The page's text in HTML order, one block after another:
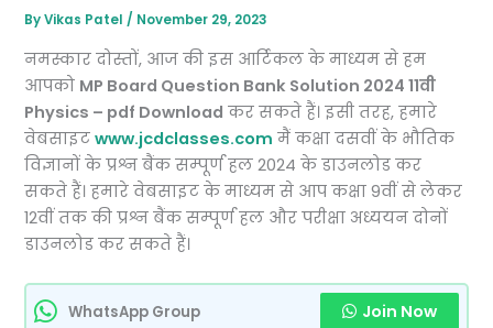
ByVikas Patel/ November 29, 2023
नमस्कार दोस्तों, आज की इस आर्टिकल के माध्यम से हम
आपको MP Board Question Bank Solution 2024 11वी
Physics – pdf Download कर सकते हैं। इसी तरह, हमारे
वेबसाइटwww.jcdclasses.com मैं कक्षा दसवीं के भौतिक
विज्ञानों के प्रश्न बैंक सम्पूर्ण हल 2024 के डाउनलोड कर
सकते हैं। हमारे वेबसाइट के माध्यम से आप कक्षा 9वीं से लेकर
12वीं तक की प्रश्न बैंक सम्पूर्ण हल और परीक्षा अध्ययन दोनों
डाउनलोड कर सकते हैं।
WhatsApp Group Join Now